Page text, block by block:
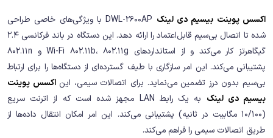
اکسس پوینت بیسیم دی لینک
DWL-2600AP با ویژگی‌های خاصی طراحی
شده تا اتصال بی‌سیم قابل‌اعتماد را ارائه دهد. این دستگاه در باند فرکانسی 2.4
گیگاهرتز کار می‌کند و از استانداردهای Wi-Fi 802.11b، 802.11g و 802.11n
پشتیبانی می‌کند. این امر سازگاری با طیف گسترده‌ای از دستگاه‌ها را برای ارتباط
بی‌سیم بدون درز تضمین می‌نماید. برای اتصالات سیمی، ایناکسس پوینت
بیسیم دی لینک
به یک رابط LAN مجهز شده است که از اترنت سریع
(10/100 مگابیت در ثانیه) پشتیبانی می‌کند. این امر امکان انتقال داده‌ها از
طریق اتصالات سیمی را فراهم می‌کند.